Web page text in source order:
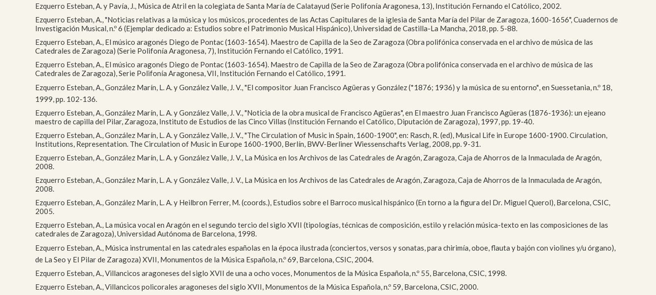
Ezquerro Esteban, A. y Pavía, J., Música de Atril en la colegiata de Santa María de Calatayud (Serie Polifonía Aragonesa, 13), Institución Fernando el Católico, 2002.
Ezquerro Esteban, A., "Noticias relativas a la música y los músicos, procedentes de las Actas Capitulares de la iglesia de Santa María del Pilar de Zaragoza, 1600-1656", Cuadernos de
Investigación Musical, n.º 6 (Ejemplar dedicado a: Estudios sobre el Patrimonio Musical Hispánico), Universidad de Castilla-La Mancha, 2018, pp. 5-88.
Ezquerro Esteban, A., El músico aragonés Diego de Pontac (1603-1654). Maestro de Capilla de la Seo de Zaragoza (Obra polifónica conservada en el archivo de música de las
Catedrales de Zaragoza) (Serie Polifonía Aragonesa, 7), Institución Fernando el Católico, 1991.
Ezquerro Esteban, A., El músico aragonés Diego de Pontac (1603-1654). Maestro de Capilla de la Seo de Zaragoza (Obra polifónica conservada en el archivo de música de las
Catedrales de Zaragoza), Serie Polifonía Aragonesa, VII, Institución Fernando el Católico, 1991.
Ezquerro Esteban, A., González Marín, L. A. y González Valle, J. V., "El compositor Juan Francisco Agüeras y González (*1876; 1936) y la música de su entorno", en Suessetania, n.º 18,
1999, pp. 102-136.
Ezquerro Esteban, A., González Marín, L. A. y González Valle, J. V., "Noticia de la obra musical de Francisco Agüeras", en El maestro Juan Francisco Agüeras (1876-1936): un ejeano
maestro de capilla del Pilar, Zaragoza, Instituto de Estudios de las Cinco Villas (Institución Fernando el Católico, Diputación de Zaragoza), 1997, pp. 19-40.
Ezquerro Esteban, A., González Marín, L. A. y González Valle, J. V., "The Circulation of Music in Spain, 1600-1900", en: Rasch, R. (ed), Musical Life in Europe 1600-1900. Circulation,
Institutions, Representation. The Circulation of Music in Europe 1600-1900, Berlín, BWV-Berliner Wiessenschafts Verlag, 2008, pp. 9-31.
Ezquerro Esteban, A., González Marín, L. A. y González Valle, J. V., La Música en los Archivos de las Catedrales de Aragón, Zaragoza, Caja de Ahorros de la Inmaculada de Aragón,
2008.
Ezquerro Esteban, A., González Marín, L. A. y González Valle, J. V., La Música en los Archivos de las Catedrales de Aragón, Zaragoza, Caja de Ahorros de la Inmaculada de Aragón,
2008.
Ezquerro Esteban, A., González Marín, L. A. y Heilbron Ferrer, M. (coords.), Estudios sobre el Barroco musical hispánico (En torno a la figura del Dr. Miguel Querol), Barcelona, CSIC,
2005.
Ezquerro Esteban, A., La música vocal en Aragón en el segundo tercio del siglo XVII (tipologías, técnicas de composición, estilo y relación música-texto en las composiciones de las
catedrales de Zaragoza), Universidad Autónoma de Barcelona, 1998.
Ezquerro Esteban, A., Música instrumental en las catedrales españolas en la época ilustrada (conciertos, versos y sonatas, para chirimía, oboe, flauta y bajón con violines y/u órgano),
de La Seo y El Pilar de Zaragoza) XVII, Monumentos de la Música Española, n.º 69, Barcelona, CSIC, 2004.
Ezquerro Esteban, A., Villancicos aragoneses del siglo XVII de una a ocho voces, Monumentos de la Música Española, n.º 55, Barcelona, CSIC, 1998.
Ezquerro Esteban, A., Villancicos policorales aragoneses del siglo XVII, Monumentos de la Música Española, n.º 59, Barcelona, CSIC, 2000.